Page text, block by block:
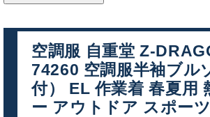
空調服 自重堂 Z-
74260 空調服半袖ブル
付） EL 作業着 春夏用
ー アウトドア スポーツ